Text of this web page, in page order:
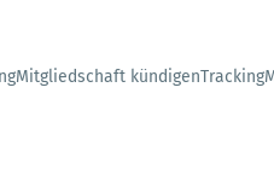
Mitgliedschaft kündigenTracking